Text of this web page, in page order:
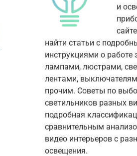
и
найти статьи с
инструкциями о работе
лампами, люстрами,
лентами,
прочим. Советы по
светильников разных
подробная
сравнительным
видео интерьеров с
освещения.